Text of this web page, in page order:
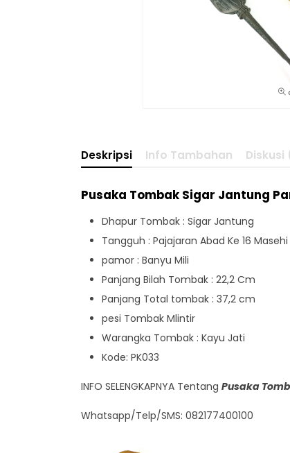
Deskripsi Info Tambahan Diskusi
Pusaka Tombak Sigar Jantung
Dhapur Tombak : Sigar Jantung
Tangguh : Pajajaran Abad Ke 16 Masehi
pamor : Banyu Mili
Panjang Bilah Tombak : 22,2 Cm
Panjang Total tombak : 37,2 cm
pesi Tombak Mlintir
Warangka Tombak : Kayu Jati
Kode: PK033
INFO SELENGKAPNYA Tentang Pusaka
Whatsapp/Telp/SMS: 082177400100